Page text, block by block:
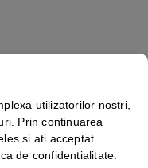
8x24cmutilizatorilor nostri,
Prin continuarea
si ati acceptat
de confidentialitate.